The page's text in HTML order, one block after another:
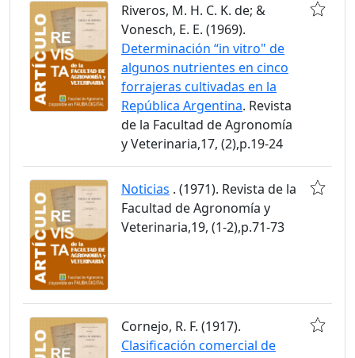
Riveros, M. H. C. K. de; &
Vonesch, E. E. (1969).
Determinación “in vitro" de
algunos nutrientes en cinco
forrajeras cultivadas en la
República Argentina. Revista
de la Facultad de Agronomía
y Veterinaria,17, (2),p.19-24
Noticias . (1971). Revista de la
Facultad de Agronomía y
Veterinaria,19, (1-2),p.71-73
Cornejo, R. F. (1917).
Clasificación comercial de